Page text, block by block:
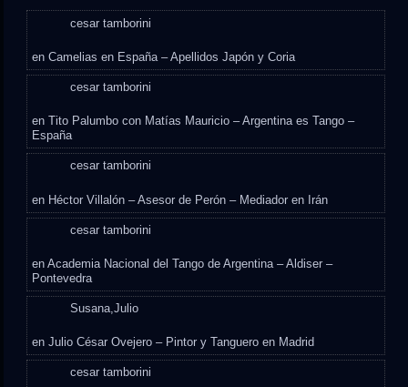
cesar tamborini
enCamelias en España – Apellidos Japón y Coria
cesar tamborini
enTito Palumbo con Matías Mauricio – Argentina es Tango –
España
cesar tamborini
en Héctor Villalón – Asesor de Perón – Mediador en Irán
cesar tamborini
enAcademia Nacional del Tango de Argentina – Aldiser –
Pontevedra
Susana,Julio
enJulio César Ovejero – Pintor y Tanguero en Madrid
cesar tamborini